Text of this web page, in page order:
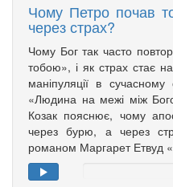
Чому Петро почав
через страх?
Чому Бог так часто
тобою», і як страх стає
маніпуляції в
«Людина на межі між
Козак пояснює, чому
через бурю, а через
романом Маргарет Етвуд